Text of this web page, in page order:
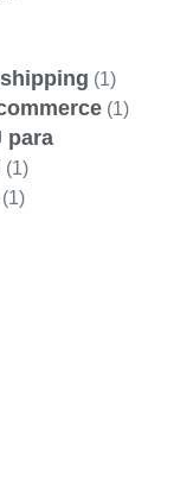
(1)
(1)
para
(1)